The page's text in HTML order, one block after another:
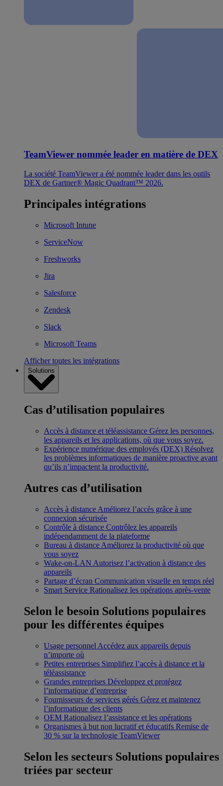
TeamViewer nommée leader en matière de DEX
La société TeamViewer a été nommée leader dans les outils
DEX de Gartner® Magic Quadrant™ 2026.
Principales intégrations
Microsoft Intune
ServiceNow
Freshworks
Jira
Salesforce
Zendesk
Slack
Microsoft Teams
Afficher toutes les intégrations
Solutions
Cas d’utilisation populaires
Accès à distance et téléassistance Gérez les personnes,
les appareils et les applications, où que vous soyez.
Expérience numérique des employés (DEX) Résolvez
les problèmes informatiques de manière proactive avant
qu’ils n’impactent la productivité.
Autres cas d’utilisation
Accès à distance Améliorez l’accès grâce à une
connexion sécurisée
Contrôle à distance Contrôlez les appareils
indépendamment de la plateforme
Bureau à distance Améliorez la productivité où que
vous soyez
Wake-on-LAN Autorisez l’activation à distance des
appareils
Partage d’écran Communication visuelle en temps réel
Smart Service Rationalisez les opérations après-vente
Selon le besoin Solutions populaires
pour les différentes équipes
Usage personnel Accédez aux appareils depuis
n’importe où
Petites entreprises Simplifiez l’accès à distance et la
téléassistance
Grandes entreprises Développez et protégez
l’informatique d’entreprise
Fournisseurs de services gérés Gérez et maintenez
l’informatique des clients
OEM Rationalisez l’assistance et les opérations
Organismes à but non lucratif et éducatifs Remise de
30 % sur la technologie TeamViewer
Selon les secteurs Solutions populaires
triées par secteur